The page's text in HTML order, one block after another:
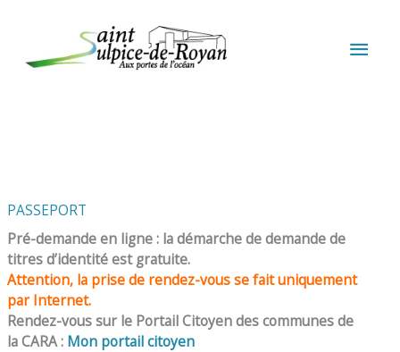
PASSEPORT
Pré-demande en ligne : la démarche de demande de
titres d’identité est gratuite.
Attention, la prise de rendez-vous se fait uniquement
par Internet.
Rendez-vous sur le Portail Citoyen des communes de
la CARA : Mon portail citoyen